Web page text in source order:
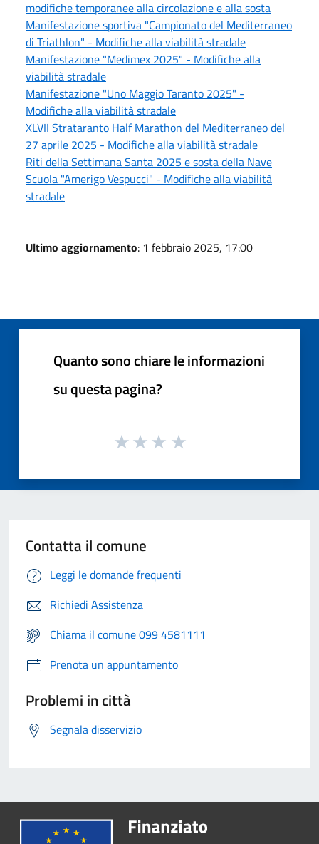
modifiche temporanee alla circolazione e alla sosta
Manifestazione sportiva "Campionato del Mediterraneo
di Triathlon" - Modifiche alla viabilità stradale
Manifestazione "Medimex 2025" - Modifiche alla
viabilità stradale
Manifestazione "Uno Maggio Taranto 2025" -
Modifiche alla viabilità stradale
XLVII Strataranto Half Marathon del Mediterraneo del
27 aprile 2025 - Modifiche alla viabilità stradale
Riti della Settimana Santa 2025 e sosta della Nave
Scuola "Amerigo Vespucci" - Modifiche alla viabilità
stradale
Ultimo aggiornamento: 1 febbraio 2025, 17:00
Quanto sono chiare le informazioni
su questa pagina?
Contatta il comune
Leggi le domande frequenti
Richiedi Assistenza
Chiama il comune 099 4581111
Prenota un appuntamento
Problemi in città
Segnala disservizio